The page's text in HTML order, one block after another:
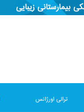
بیمارستانیزیبایی
ترالی اورژانس